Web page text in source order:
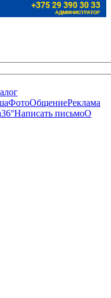
ФотоОбщениеРеклама
36°Написать письмоО